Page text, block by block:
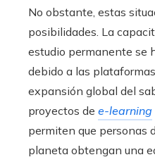
No obstante, estas
posibilidades. La
estudio permanente se
debido a las
expansión global del
proyectos de e-learning
permiten que personas
planeta obtengan una